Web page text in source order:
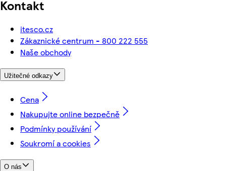
Kontakt
itesco.cz
Zákaznické centrum - 800 222 555
Naše obchody
Užitečné odkazy
Cena
Nakupujte online bezpečně
Podmínky používání
Soukromí a cookies
O nás